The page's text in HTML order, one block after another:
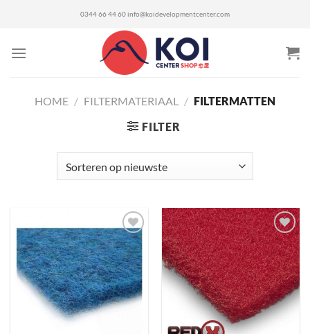
0344 66 44 60 info@koidevelopmentcenter.com
HOME / FILTERMATERIAAL / FILTERMATTEN
FILTER
Toevoegen
aan
verlanglijst
Toevoegen
aan
verlanglijst